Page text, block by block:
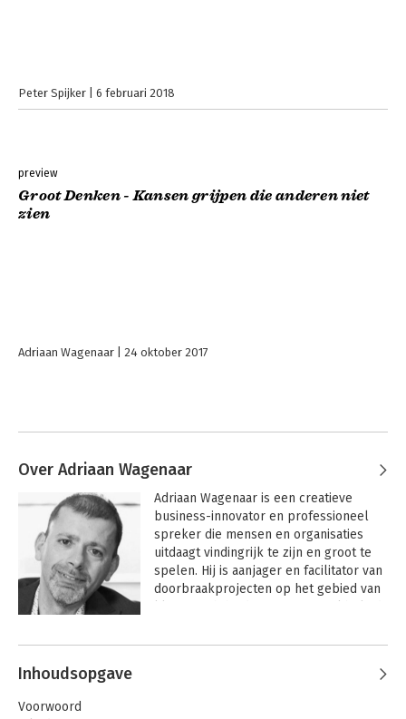
Peter Spijker 6 februari 2018
preview
Groot Denken - Kansen grijpen die anderen niet
zien
Adriaan Wagenaar 24 oktober 2017
Over Adriaan Wagenaar
Adriaan Wagenaar is een creatieve
business-innovator en professioneel
spreker die mensen en organisaties
uitdaagt vindingrijk te zijn en groot te
spelen. Hij is aanjager en facilitator van
doorbraakprojecten op het gebied van
Daarnaast filosofeert hij voor
Inhoudsopgave
Voorwoord